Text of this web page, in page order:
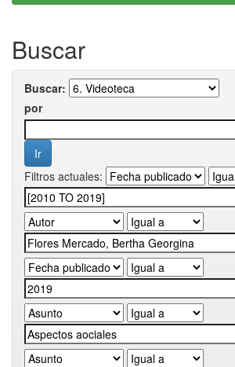
Buscar
Buscar:
por
Filtros actuales: